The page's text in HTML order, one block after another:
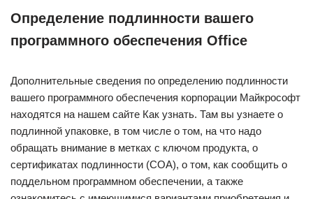
Определение подлинности вашего
программного обеспечения Office
Дополнительные сведения по определению подлинности
вашего программного обеспечения корпорации Майкрософт
находятся на нашем сайте Как узнать. Там вы узнаете о
подлинной упаковке, в том числе о том, на что надо
обращать внимание в метках с ключом продукта, о
сертификатах подлинности (COA), о том, как сообщить о
поддельном программном обеспечении, а также